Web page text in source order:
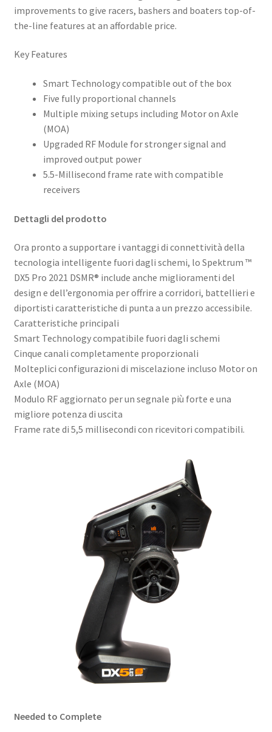
improvements to give racers, bashers and boaters top-of-
the-line features at an affordable price.
Key Features
Smart Technology compatible out of the box
Five fully proportional channels
Multiple mixing setups including Motor on Axle
(MOA)
Upgraded RF Module for stronger signal and
improved output power
5.5-Millisecond frame rate with compatible
receivers
Dettagli del prodotto
Ora pronto a supportare i vantaggi di connettività della
tecnologia intelligente fuori dagli schemi, lo Spektrum ™
DX5 Pro 2021 DSMR® include anche miglioramenti del
design e dell’ergonomia per offrire a corridori, battellieri e
diportisti caratteristiche di punta a un prezzo accessibile.
Caratteristiche principali
Smart Technology compatibile fuori dagli schemi
Cinque canali completamente proporzionali
Molteplici configurazioni di miscelazione incluso Motor on
Axle (MOA)
Modulo RF aggiornato per un segnale più forte e una
migliore potenza di uscita
Frame rate di 5,5 millisecondi con ricevitori compatibili.
Needed to Complete